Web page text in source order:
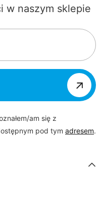
w naszym sklepie
am się z
pod tym adresem.